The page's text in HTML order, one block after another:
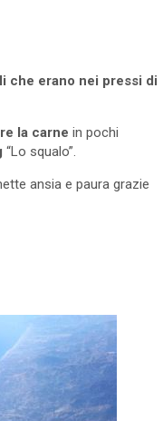
che erano nei pressi di
la carne in pochi
“Lo squalo”.
ansia e paura grazie